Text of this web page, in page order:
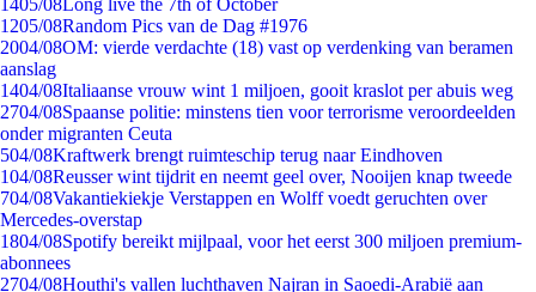
1405/08Long live the 7th of October
1205/08Random Pics van de Dag #1976
2004/08OM: vierde verdachte (18) vast op verdenking van beramen
aanslag
1404/08Italiaanse vrouw wint 1 miljoen, gooit kraslot per abuis weg
2704/08Spaanse politie: minstens tien voor terrorisme veroordeelden
onder migranten Ceuta
504/08Kraftwerk brengt ruimteschip terug naar Eindhoven
104/08Reusser wint tijdrit en neemt geel over, Nooijen knap tweede
704/08Vakantiekiekje Verstappen en Wolff voedt geruchten over
Mercedes-overstap
1804/08Spotify bereikt mijlpaal, voor het eerst 300 miljoen premium-
abonnees
2704/08Houthi's vallen luchthaven Najran in Saoedi-Arabië aan